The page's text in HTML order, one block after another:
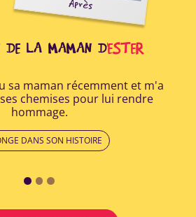
DE LA MAMAN D'ESTER
sa maman récemment et m'a
chemises pour lui rendre
hommage.
DANS SON HISTOIRE
Après